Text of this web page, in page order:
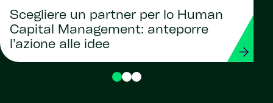
Scegliere un partner per lo Human
Capital Management: anteporre
l’azione alle idee